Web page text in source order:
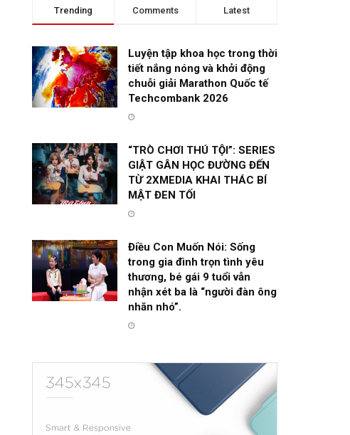
Trending Comments Latest
Luyện tập khoa học trong thời
tiết nắng nóng và khởi động
chuỗi giải Marathon Quốc tế
Techcombank 2026
“TRÒ CHƠI THÚ TỘI”: SERIES
GIẬT GÂN HỌC ĐƯỜNG ĐẾN
TỪ 2XMEDIA KHAI THÁC BÍ
MẬT ĐEN TỐI
Điều Con Muốn Nói: Sống
trong gia đình trọn tình yêu
thương, bé gái 9 tuổi vẫn
nhận xét ba là “người đàn ông
nhăn nhó”.